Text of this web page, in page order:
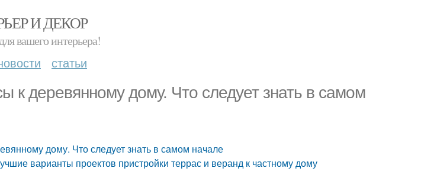
И ДЕКОР
вашего интерьера!
статьи
к деревянному дому. Что следует знать в самом
дому. Что следует знать в самом начале
варианты проектов пристройки террас и веранд к частному дому